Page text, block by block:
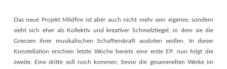
Das neue Projekt Mildfire ist aber auch nicht mehr sein eigenes, sondern
sieht sich eher als Kollektiv und kreativer Schmelztiegel, in dem sie die
Grenzen ihrer musikalischen Schaffenskraft ausloten wollen. In dieser
Konstellation erschien letzte Woche bereits eine erste EP, nun folgt die
zweite. Eine dritte soll noch kommen, bevor die gesammelten Werke im